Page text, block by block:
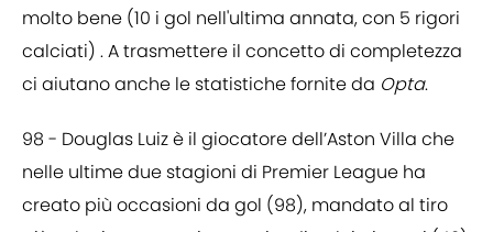
molto bene (10 i gol nell'ultima annata, con 5 rigori
calciati) . A trasmettere il concetto di completezza
ci aiutano anche le statistiche fornite da Opta.
98 - Douglas Luiz è il giocatore dell’Aston Villa che
nelle ultime due stagioni di Premier League ha
creato più occasioni da gol (98), mandato al tiro